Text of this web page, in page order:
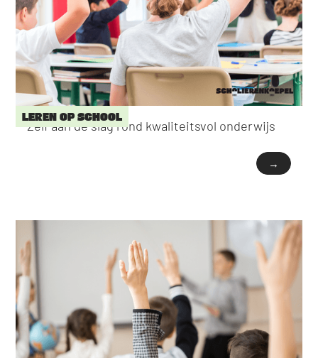
LEREN OP SCHOOL
Zelf aan de slag rond kwaliteitsvol onderwijs
→